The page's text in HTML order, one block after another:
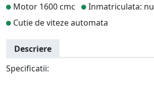
Motor 1600 cmc
Inmatriculata: nu
Cutie de viteze automata
Descriere
Specificatii: